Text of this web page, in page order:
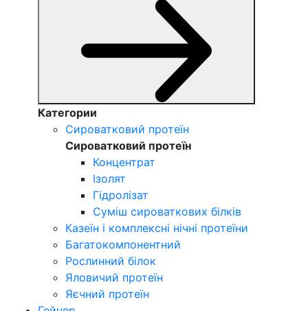
Категории
Сироватковий протеїн
Сироватковий протеїн
Концентрат
Ізолят
Гідролізат
Суміш сироваткових білків
Казеїн і комплексні нічні протеїни
Багатокомпонентний
Рослинний білок
Яловичий протеїн
Яєчний протеїн